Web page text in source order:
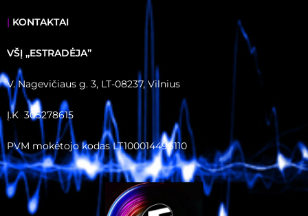
| KONTAKTAI
VŠĮ ,,ESTRADĖJA”
V. Nagevičiaus g. 3, LT-08237, Vilnius
Į.K 305278615
PVM mokėtojo kodas LT100014496110